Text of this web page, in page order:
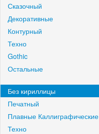
Сказочный
Декоративные
Контурный
Техно
Gothic
Остальные
Без кириллицы
Печатный
Плавные Каллиграфические
Техно